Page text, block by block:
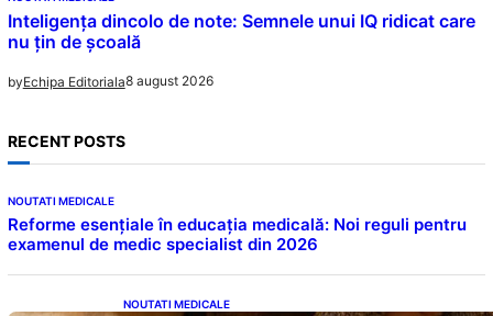
Inteligența dincolo de note: Semnele unui IQ ridicat care
nu țin de școală
byEchipa Editoriala8 august 2026
RECENT POSTS
NOUTATI MEDICALE
Reforme esențiale în educația medicală: Noi reguli pentru
examenul de medic specialist din 2026
NOUTATI MEDICALE